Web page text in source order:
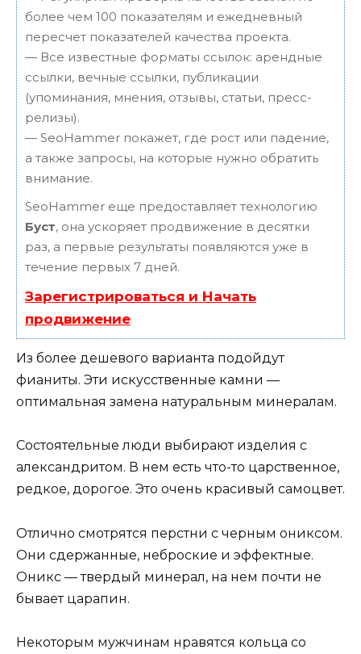
более чем 100 показателям и ежедневный
пересчет показателей качества проекта.
— Все известные форматы ссылок: арендные
ссылки, вечные ссылки, публикации
(упоминания, мнения, отзывы, статьи, пресс-
релизы).
— SeoHammer покажет, где рост или падение,
а также запросы, на которые нужно обратить
внимание.
SeoHammer еще предоставляет технологию
Буст, она ускоряет продвижение в десятки
раз, а первые результаты появляются уже в
течение первых 7 дней.
Зарегистрироваться и Начать
продвижение
Из более дешевого варианта подойдут
фианиты. Эти искусственные камни —
оптимальная замена натуральным минералам.
Состоятельные люди выбирают изделия с
александритом. В нем есть что-то царственное,
редкое, дорогое. Это очень красивый самоцвет.
Отлично смотрятся перстни с черным ониксом.
Они сдержанные, неброские и эффектные.
Оникс — твердый минерал, на нем почти не
бывает царапин.
Некоторым мужчинам нравятся кольца со